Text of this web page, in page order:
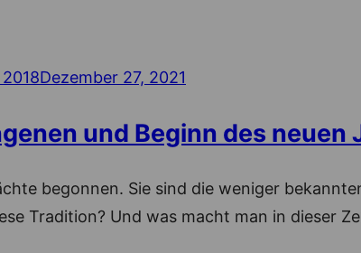
Dezember 27, 2021
und Beginn des neuen
begonnen. Sie sind die weniger
Tradition? Und was macht man in dieser